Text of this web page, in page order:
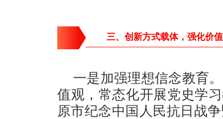
三、创新方式载体，强化价
一是加强理想信念教育
值观，常态化开展党史学
原市纪念中国人民抗日战